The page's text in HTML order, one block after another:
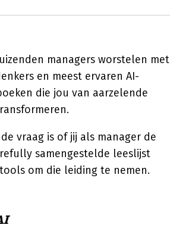
managers worstelen met
en meest ervaren AI-
die jou van aarzelende
vraag is of jij als manager de
samengestelde leeslijst
om die leiding te nemen.